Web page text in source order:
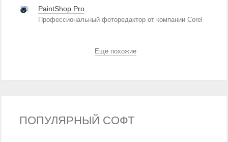
PaintShop Pro
Профессиональный фоторедактор от компании Corel
Еще похожие
ПОПУЛЯРНЫЙ СОФТ